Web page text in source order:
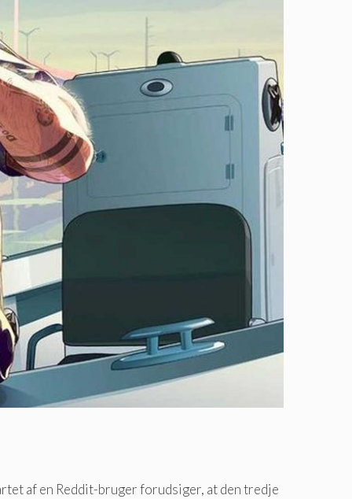
af en Reddit-bruger forudsiger, at den tredje